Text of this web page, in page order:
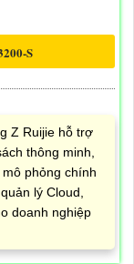
S
Z Ruijie hỗ trợ
thông minh,
phỏng chính
lý Cloud,
doanh nghiệp